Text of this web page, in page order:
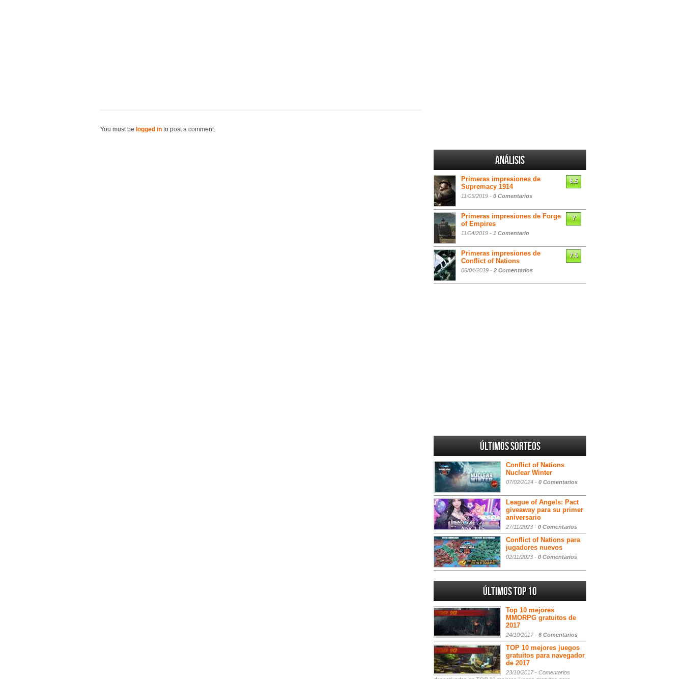
You must be logged in to post a comment.
Análisis
Primeras impresiones de
Supremacy 1914
11/05/2019 - 0 Comentarios
6.5
Primeras impresiones de Forge
of Empires
11/04/2019 - 1 Comentario
7
Primeras impresiones de
Conflict of Nations
06/04/2019 - 2 Comentarios
7.5
Últimos sorteos
Conflict of Nations
Nuclear Winter
07/02/2024 - 0 Comentarios
League of Angels: Pact
giveaway para su primer
aniversario
27/11/2023 - 0 Comentarios
Conflict of Nations para
jugadores nuevos
02/11/2023 - 0 Comentarios
Últimos Top 10
Top 10 mejores
MMORPG gratuitos de
2017
24/10/2017 - 6 Comentarios
TOP 10 mejores juegos
gratuitos para navegador
de 2017
23/10/2017 - Comentarios